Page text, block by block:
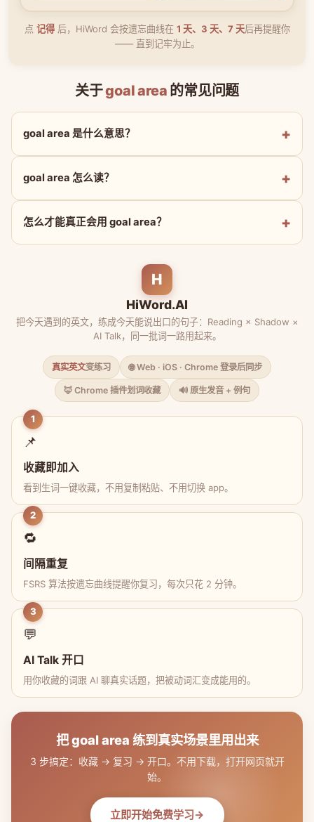
点 记得后，HiWord 会按遗忘曲线在 1 天、3 天、7 天后再提醒你
—— 直到记牢为止。
关于goal area 的常见问题
goal area 是什么意思？
goal area 怎么读？
怎么才能真正会用 goal area？
H
HiWord.AI
把今天遇到的英文，练成今天能说出口的句子：Reading × Shadow ×
AI Talk，同一批词一路用起来。
真实英文变练习 🌐 Web · iOS · Chrome 登录后同步
🦊 Chrome 插件划词收藏 🔊 原生发音 + 例句
1
📌
收藏即加入
看到生词一键收藏，不用复制粘贴、不用切换 app。
2
🔁
间隔重复
FSRS 算法按遗忘曲线提醒你复习，每次只花 2 分钟。
3
💬
AI Talk 开口
用你收藏的词跟 AI 聊真实话题，把被动词汇变成能用的。
把 goal area 练到真实场景里用出来
3 步搞定：收藏 → 复习 → 开口。不用下载，打开网页就开
始。
立即开始免费学习